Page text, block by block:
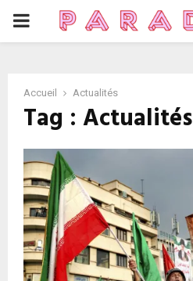
PRIMARY
Accueil Actualités
Tag : Actualités